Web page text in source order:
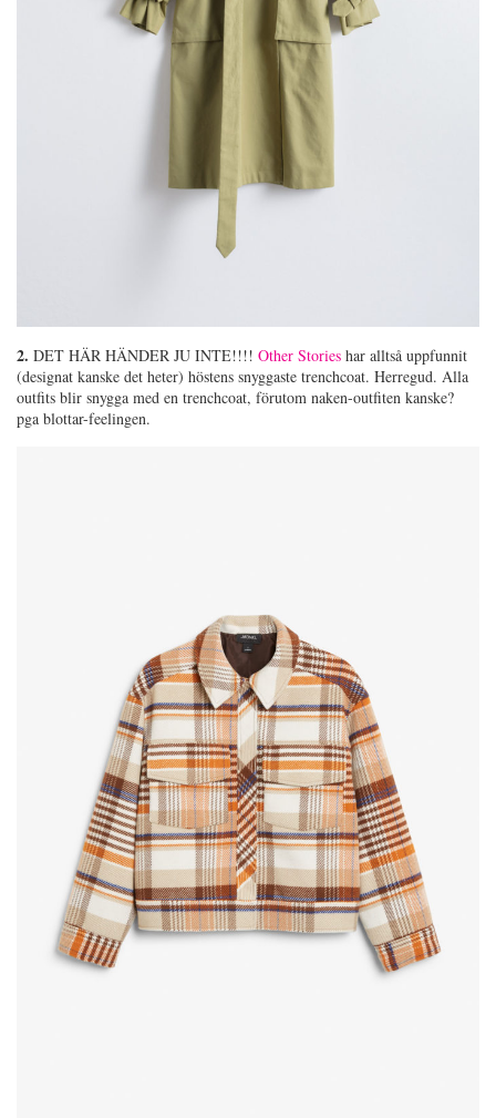
2. DET HÄR HÄNDER JU INTE!!!! Other Stories har alltså uppfunnit
(designat kanske det heter) höstens snyggaste trenchcoat. Herregud. Alla
outfits blir snygga med en trenchcoat, förutom naken-outfiten kanske?
pga blottar-feelingen.